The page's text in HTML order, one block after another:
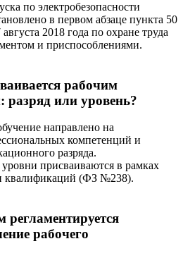
по электробезопасности
в первом абзаце пункта 50
2018 года по охране труда
и приспособлениями.
рабочим
разряд или уровень?
направлено на
компетенций и
разряда.
присваиваются в рамках
квалификаций (ФЗ №238).
рабочего